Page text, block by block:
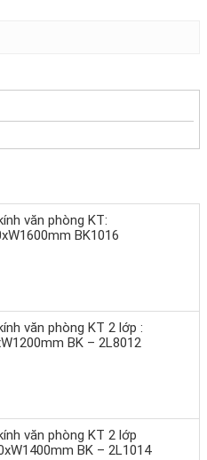
văn phòng KT:
BK1016
văn phòng KT 2 lớp :
BK – 2L8012
văn phòng KT 2 lớp
BK – 2L1014